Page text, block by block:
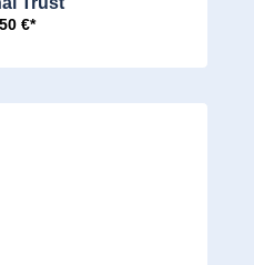
€*